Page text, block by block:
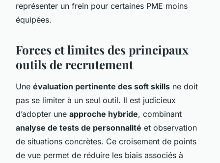
représenter un frein pour certaines PME moins
équipées.
Forces et limites des principaux
outils de recrutement
Une évaluation pertinente des soft skills ne doit
pas se limiter à un seul outil. Il est judicieux
d’adopter une approche hybride, combinant
analyse de tests de personnalité et observation
de situations concrètes. Ce croisement de points
de vue permet de réduire les biais associés à